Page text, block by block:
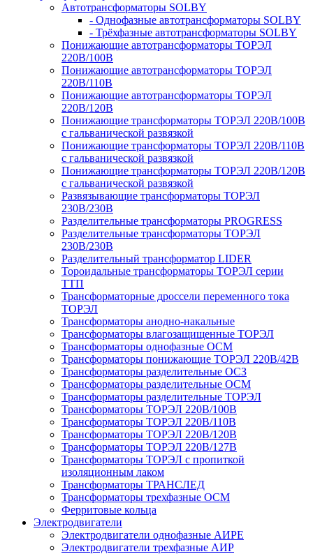
Автотрансформаторы SOLBY
- Однофазные автотрансформаторы SOLBY
- Трёхфазные автотрансформаторы SOLBY
Понижающие автотрансформаторы ТОРЭЛ
220В/100В
Понижающие автотрансформаторы ТОРЭЛ
220В/110В
Понижающие автотрансформаторы ТОРЭЛ
220В/120В
Понижающие трансформаторы ТОРЭЛ 220В/100В
с гальванической развязкой
Понижающие трансформаторы ТОРЭЛ 220В/110В
с гальванической развязкой
Понижающие трансформаторы ТОРЭЛ 220В/120В
с гальванической развязкой
Развязывающие трансформаторы ТОРЭЛ
230В/230В
Разделительные трансформаторы PROGRESS
Разделительные трансформаторы ТОРЭЛ
230В/230В
Разделительный трансформатор LIDER
Тороидальные трансформаторы ТОРЭЛ серии
ТТП
Трансформаторные дроссели переменного тока
ТОРЭЛ
Трансформаторы анодно-накальные
Трансформаторы влагозащищенные ТОРЭЛ
Трансформаторы однофазные ОСМ
Трансформаторы понижающие ТОРЭЛ 220В/42В
Трансформаторы разделительные ОСЗ
Трансформаторы разделительные ОСМ
Трансформаторы разделительные ТОРЭЛ
Трансформаторы ТОРЭЛ 220В/100В
Трансформаторы ТОРЭЛ 220В/110В
Трансформаторы ТОРЭЛ 220В/120В
Трансформаторы ТОРЭЛ 220В/127В
Трансформаторы ТОРЭЛ с пропиткой
изоляционным лаком
Трансформаторы ТРАНСЛЕД
Трансформаторы трехфазные ОСМ
Ферритовые кольца
Электродвигатели
Электродвигатели однофазные АИРЕ
Электродвигатели трехфазные АИР